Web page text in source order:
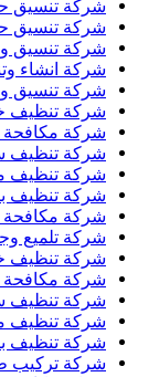
شركة تنسيق
شركة تنسيق
شركة تنسيق
شركة انشاء
شركة تنسيق
شركة تنظيف
شركة مكافحة
شركة تنظيف
شركة تنظيف
شركة تنظيف
شركة مكافحة
شركة تلميع
شركة تنظيف
شركة
شركة تنظيف
شركة تنظيف
شركة تنظيف
شركة تركيب